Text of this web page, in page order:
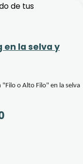
de tus
en la selva y
o Alto Filo" en la selva